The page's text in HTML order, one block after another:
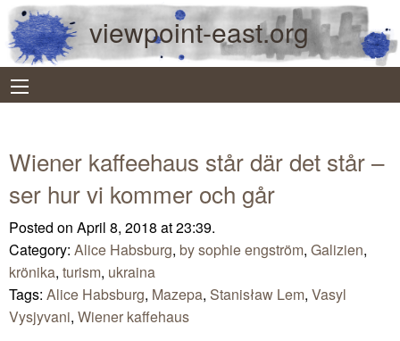
viewpoint-east.org
Wiener kaffeehaus står där det står –
ser hur vi kommer och går
Posted on April 8, 2018 at 23:39.
Category: Alice Habsburg, by sophie engström, Galizien,
krönika, turism, ukraina
Tags: Alice Habsburg, Mazepa, Stanisław Lem, Vasyl
Vysjyvani, Wiener kaffehaus